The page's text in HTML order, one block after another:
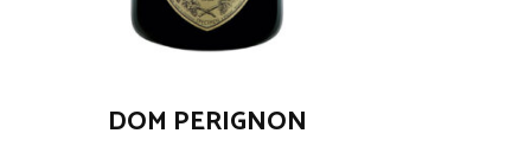
DOM PERIGNON